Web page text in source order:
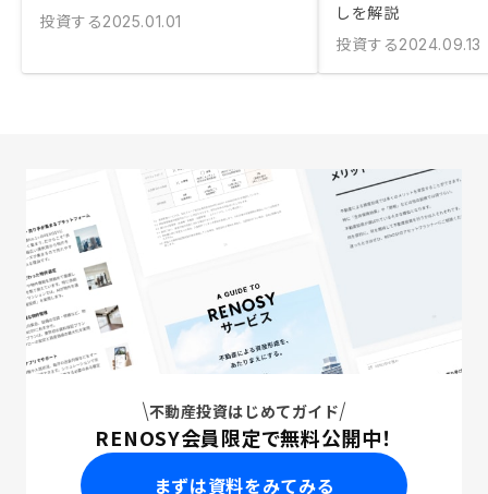
投資する2025.01.01
しを解説
投資する2024.09.13
不動産投資はじめてガイド
RENOSY会員限定で無料公開中！
まずは資料をみてみる